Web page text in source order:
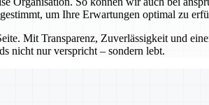
um Ihre Erwartungen optimal zu
Mit Transparenz, Zuverlässigkeit und
nicht nur verspricht – sondern lebt.